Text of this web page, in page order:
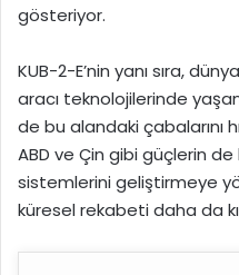
gösteriyor.
KUB-2-E’nin yanı sıra,
aracı teknolojilerinde
de bu alandaki çabalarını
ABD ve Çin gibi güçlerin
sistemlerini geliştirmeye
küresel rekabeti daha da